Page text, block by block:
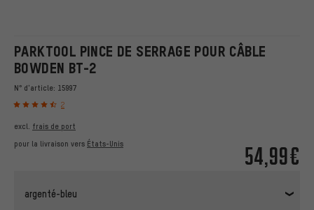
PARKTOOL PINCE DE SERRAGE POUR CÂBLE
BOWDEN BT-2
N° d'article: 15997
2
54,99€
excl. frais de port
pour la livraison vers États-Unis
argenté-bleu